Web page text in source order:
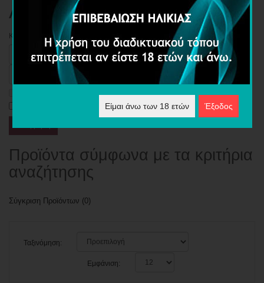
Αναζήτηση
Κριτήρια Αναζήτησης
Αναζήτηση στις περιγραφές προϊόντων
Προϊόντα σύμφωνα με τα κριτήρια
αναζήτησης
Σύγκριση Προϊόντων (0)
Ταξινόμηση:
Εμφάνιση:
Είμαι άνω των 18 ετών Έξοδος